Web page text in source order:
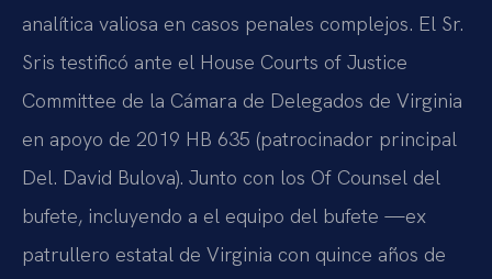
analítica valiosa en casos penales complejos. El Sr.
Sris testificó ante el House Courts of Justice
Committee de la Cámara de Delegados de Virginia
en apoyo de 2019 HB 635 (patrocinador principal
Del. David Bulova). Junto con los Of Counsel del
bufete, incluyendo a el equipo del bufete —ex
patrullero estatal de Virginia con quince años de